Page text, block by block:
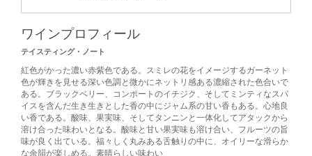
ワインプロフィール
テイスティング・ノート
紅色がかった濃い赤紫色である。スミレの花をイメージするガーネット
色が輝きを見せる深い色調と微かにネットリ感ある濃縮された色合いで
ある。ブラックベリー、コンポートのイチジク、そしてミンティなスパ
イスを含んだ生き生きとした香の中にジャム系の甘い香もある。心地良
い香である。酸味、果実味、そしてタンニンと一体化してアタックから
溶け合った味わいとなる。酸味と甘い果実味も溶け合い、フルーツの旨
味が良く出ている。福々しく丸みある舌触りの中に、オイリーな滑らか
な余韻が楽しめる。素晴らしい味わい